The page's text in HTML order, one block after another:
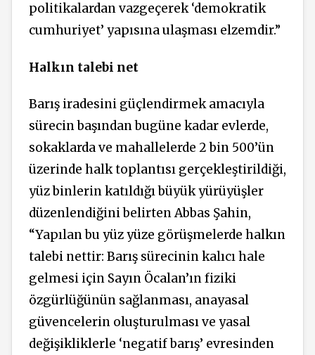
politikalardan vazgeçerek ‘demokratik
cumhuriyet’ yapısına ulaşması elzemdir.”
Halkın talebi net
Barış iradesini güçlendirmek amacıyla
sürecin başından bugüne kadar evlerde,
sokaklarda ve mahallelerde 2 bin 500’ün
üzerinde halk toplantısı gerçekleştirildiği,
yüz binlerin katıldığı büyük yürüyüşler
düzenlendiğini belirten Abbas Şahin,
“Yapılan bu yüz yüze görüşmelerde halkın
talebi nettir: Barış sürecinin kalıcı hale
gelmesi için Sayın Öcalan’ın fiziki
özgürlüğünün sağlanması, anayasal
güvencelerin oluşturulması ve yasal
değişikliklerle ‘negatif barış’ evresinden